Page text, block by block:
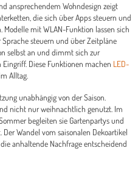
ansprechendem Wohndesign zeigt
die sich über Apps steuern und
mit WLAN-Funktion lassen sich
steuern und über Zeitpläne
selbst an und dimmt sich zur
Diese Funktionen machen LED-
Alltag.
unabhängig von der Saison.
nicht nur weihnachtlich genutzt. Im
begleiten sie Gartenpartys und
Wandel vom saisonalen Dekoartikel
anhaltende Nachfrage entscheidend